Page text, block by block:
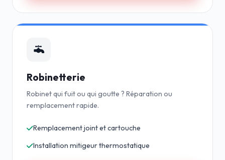
Robinetterie
Robinet qui fuit ou qui goutte ? Réparation ou
remplacement rapide.
Remplacement joint et cartouche
Installation mitigeur thermostatique